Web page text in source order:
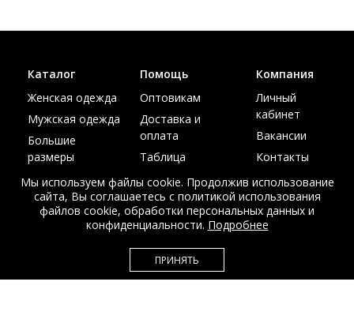
© Интернет магазин верхней одежды из меха и кожи
EDEM-ROOM 2011-2026
Каталог
Женская одежда
Мужская одежда
Большие
размеры
Акции
Помощь
Оптовикам
Доставка и
оплата
Таблица
Компания
Личный
кабинет
Вакансии
Контакты
Мы используем файлы cookie. Продолжив использование
сайта, Вы соглашаетесь с политикой использования
файлов cookie, обработки персональных данных и
конфиденциальности. Подробнее
ПРИНЯТЬ